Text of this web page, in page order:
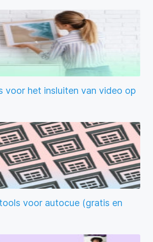
voor het insluiten van video op
voor autocue (gratis en